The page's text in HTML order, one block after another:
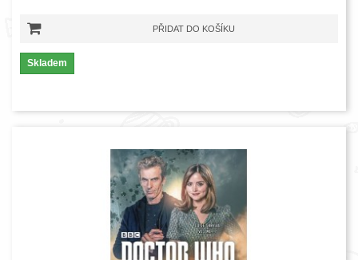
PŘIDAT DO KOŠÍKU
Skladem